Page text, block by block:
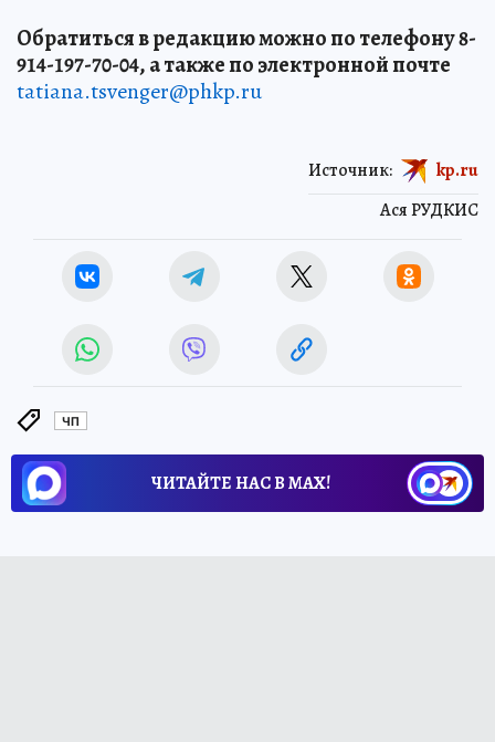
Обратиться в редакцию можно по телефону 8-
914-197-70-04, а также по электронной почте
tatiana.tsvenger@phkp.ru
Ася РУДКИС
Источник: kp.ru
ЧП
ЧИТАЙТЕ НАС В МАХ!